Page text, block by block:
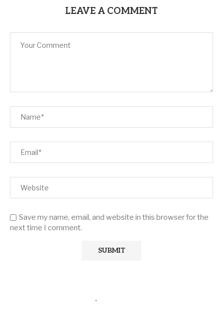
LEAVE A COMMENT
Save my name, email, and website in this browser for the
next time I comment.